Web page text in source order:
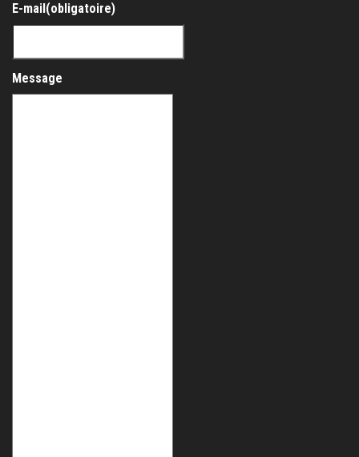
E-mail(obligatoire)
Message